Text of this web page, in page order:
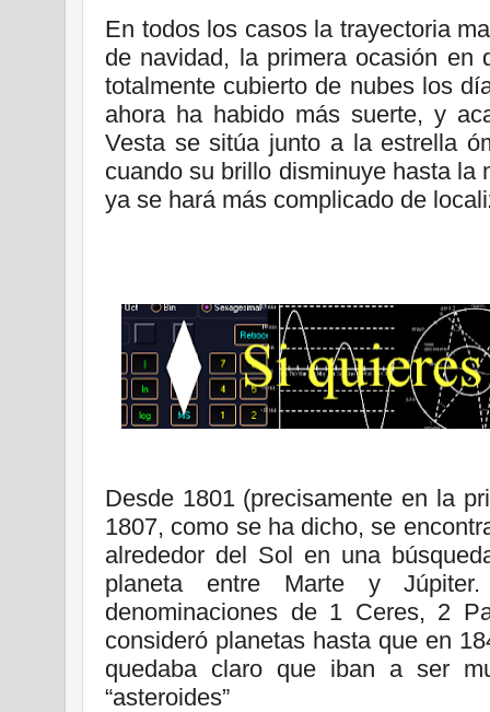
En todos los casos la trayectoria
de navidad, la primera ocasión en
totalmente cubierto de nubes los
ahora ha habido más suerte, y
Vesta se sitúa junto a la estrella
cuando su brillo disminuye hasta la
ya se hará más complicado de
Desde 1801 (precisamente en la
1807, como se ha dicho, se
alrededor del Sol en una
planeta entre Marte y
denominaciones de 1 Ceres, 2
consideró planetas hasta que en
quedaba claro que iban a ser
“asteroides”